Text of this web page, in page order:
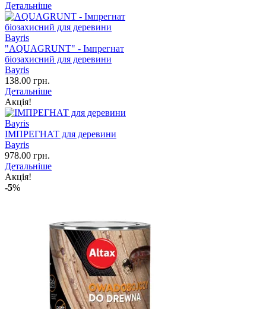
Детальніше
"AQUAGRUNT" - Імпрегнат
біозахисний для деревини
Bayris
138.00 грн.
Детальніше
Акція!
ІМПРЕГНАТ для деревини
Bayris
978.00 грн.
Детальніше
Акція!
-5%